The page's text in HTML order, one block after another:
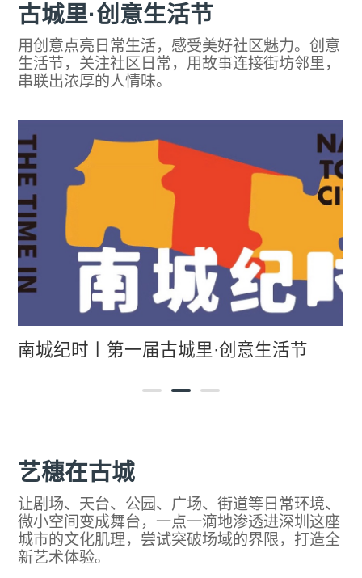
古城里·创意生活节
用创意点亮日常生活，感受美好社区魅力。创意
生活节，关注社区日常，用故事连接街坊邻里，
串联出浓厚的人情味。
南城纪时丨第一届古城里·创意生活节
艺穗在古城
让剧场、天台、公园、广场、街道等日常环境、
微小空间变成舞台，一点一滴地渗透进深圳这座
城市的文化肌理，尝试突破场域的界限，打造全
新艺术体验。